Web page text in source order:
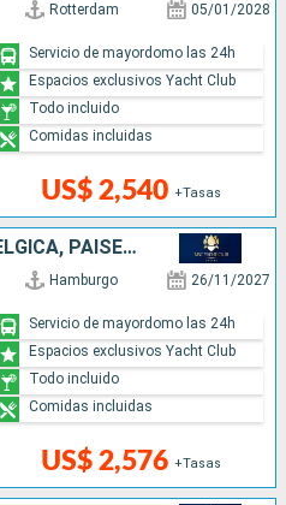
Rotterdam 05/01/2028
US$ 2,540 +Tasas
Servicio de mayordomo las 24h
Espacios exclusivos Yacht Club
Todo incluido
Comidas incluidas
REINO UNIDO, FRANCIA, BÉLGICA, PAISES BAJOS, ALEMANIA
Hamburgo 26/11/2027
US$ 2,576 +Tasas
Servicio de mayordomo las 24h
Espacios exclusivos Yacht Club
Todo incluido
Comidas incluidas